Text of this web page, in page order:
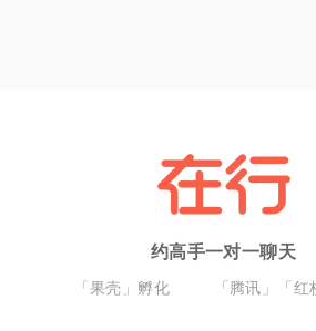
约高手一对一聊天
「果壳」孵化 「腾讯」「红